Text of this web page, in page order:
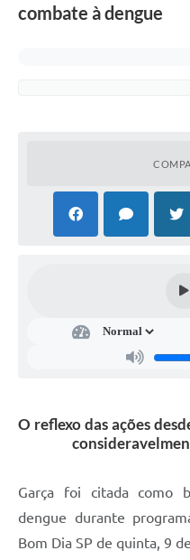
EMPRESAS - EDITAIS
Chamamento Público 2026
Súmulas Administrativas
Consulta Pública Eletrônica Lei
Credenciamento Feirantes
combate à dengue
O reflexo das ações
Garça foi citada como
dengue durante
Bom Dia SP de quinta, 9